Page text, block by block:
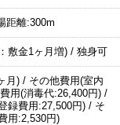
距離:300m
敷金1ヶ月増) / 独身可
月) / その他費用(室内
用(消毒代:26,400円) /
録費用:27,500円) / そ
用:2,530円)